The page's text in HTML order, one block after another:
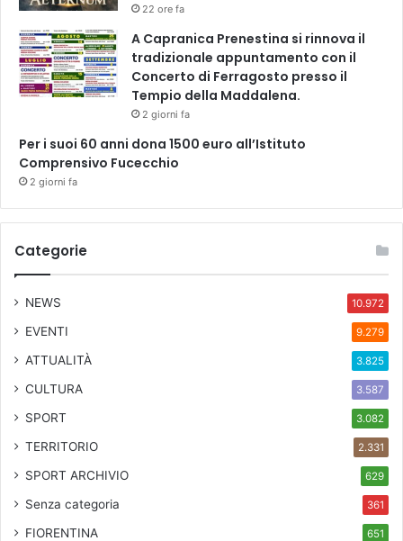
c
o
n
N
o
o
u
s
i
c
u
r
s
22 ore fa
A Capranica Prenestina si rinnova il
tradizionale appuntamento con il
Concerto di Ferragosto presso il
Tempio della Maddalena.
2 giorni fa
Per i suoi 60 anni dona 1500 euro all’Istituto
Comprensivo Fucecchio
2 giorni fa
Categorie
NEWS 10.972
EVENTI 9.279
ATTUALITÀ 3.825
CULTURA 3.587
SPORT 3.082
TERRITORIO 2.331
SPORT ARCHIVIO 629
Senza categoria 361
FIORENTINA 651